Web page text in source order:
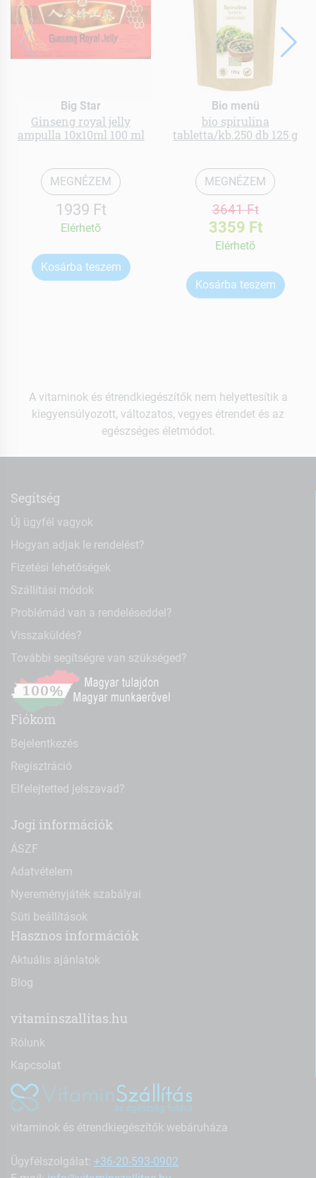
Big Star
Ginseng royal jelly
ampulla 10x10ml 100 ml
MEGNÉZEM
1939 Ft
Elérhetõ
Kosárba teszem
Bio menü
bio spirulina
tabletta/kb.250 db 125 g
MEGNÉZEM
3641 Ft
3359 Ft
Elérhetõ
Kosárba teszem
A vitaminok és étrendkiegészítők nem helyettesítik a
kiegyensúlyozott, változatos, vegyes étrendet és az
egészséges életmódot.
Segítség
Új ügyfél vagyok
Hogyan adjak le rendelést?
Fizetési lehetőségek
Szállítási módok
Problémád van a rendeléseddel?
Visszaküldés?
További segítségre van szükséged?
Fiókom
Bejelentkezés
Regisztráció
Elfelejtetted jelszavad?
Jogi információk
ÁSZF
Adatvételem
Nyereményjáték szabályai
Süti beállítások
Hasznos információk
Aktuális ajánlatok
Blog
vitaminszallitas.hu
Rólunk
Kapcsolat
vitaminok és étrendkiegészítők webáruháza
Ügyfélszolgálat: +36-20-593-0902